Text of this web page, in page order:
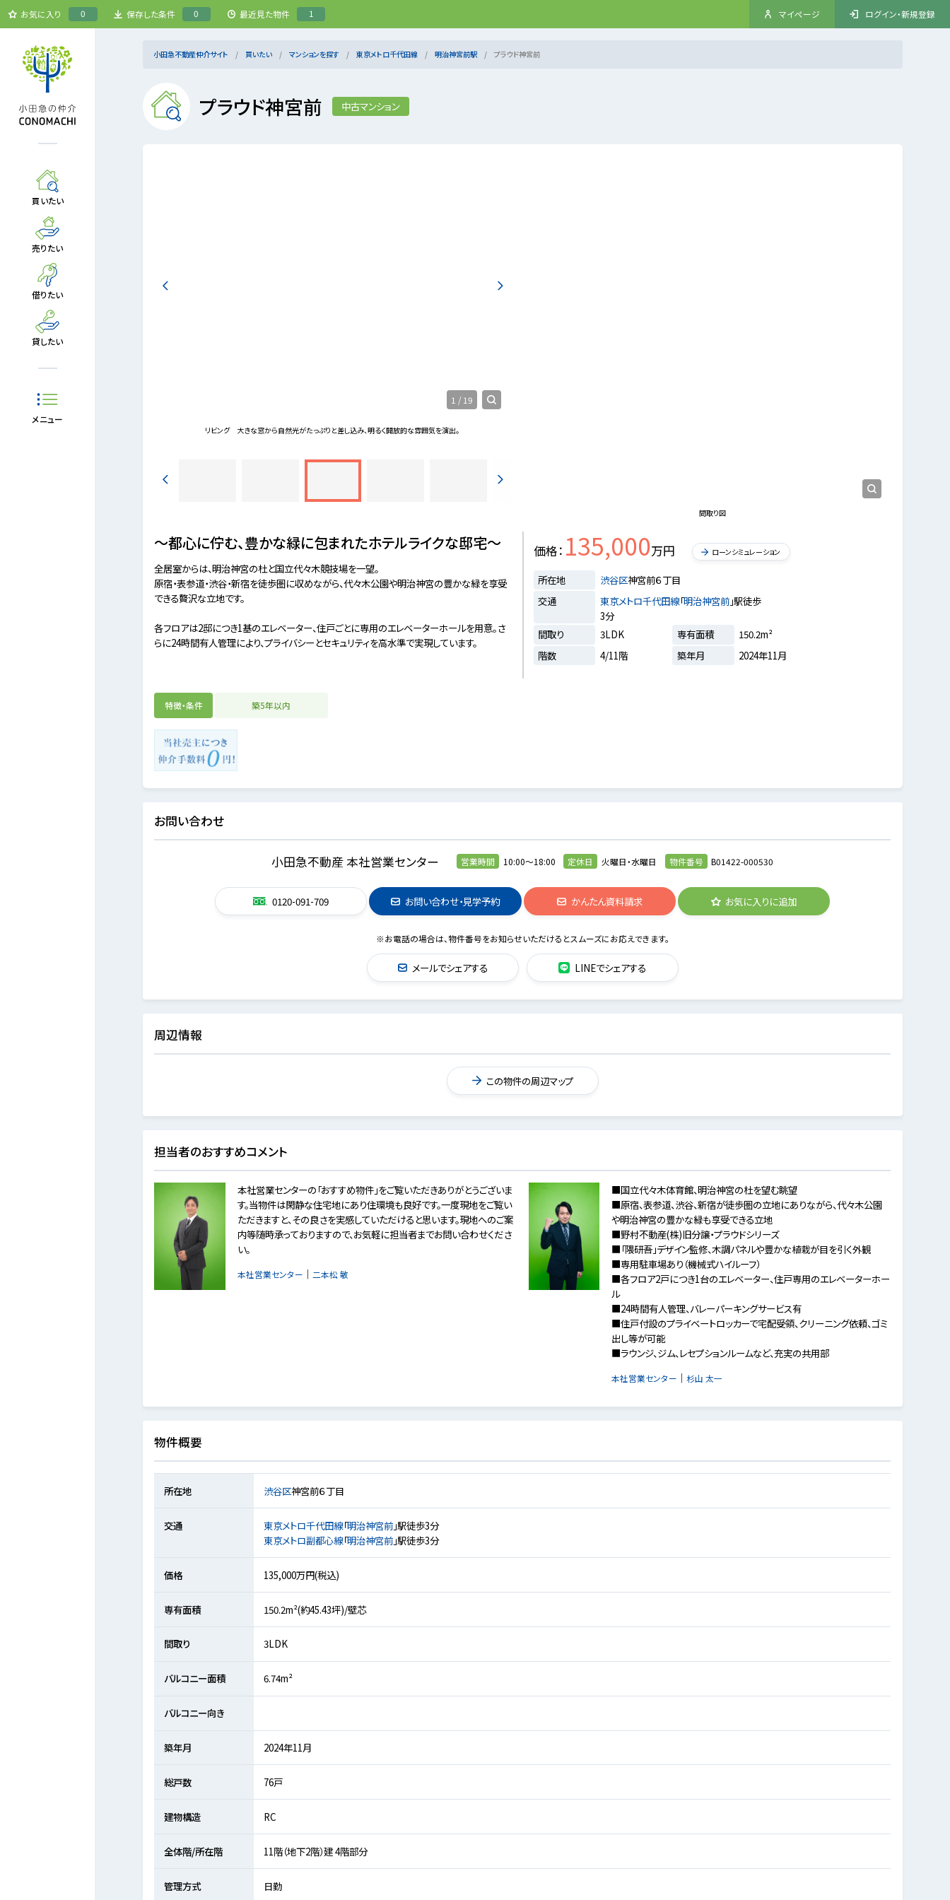
お気に入り 0 保存した条件 0 最近見た物件 1 マイページ ログイン・新規登録
買いたい
売りたい
借りたい
貸したい
メニュー
小田急不動産仲介サイト 買いたい マンションを探す 東京メトロ千代田線 明治神宮前駅 プラウド神宮前
プラウド神宮前 中古マンション
リビング 大きな窓から自然光がたっぷりと差し込み、明るく開放的な雰囲気を演出。
1 / 19
間取り図
～都心に佇む、豊かな緑に包まれたホテルライクな邸宅～
全居室からは、明治神宮の杜と国立代々木競技場を一望。
原宿・表参道・渋谷・新宿を徒歩圏に収めながら、代々木公園や明治神宮の豊かな緑を享受
できる贅沢な立地です。
各フロアは2邸につき1基のエレベーター、住戸ごとに専用のエレベーターホールを用意。さ
らに24時間有人管理により、プライバシーとセキュリティを高水準で実現しています。
価格 135,000万円 ローンシミュレーション
所在地 渋谷区神宮前６丁目
交通
東京メトロ千代田線「明治神宮前」駅徒歩
3分
間取り
3LDK 専有面積
150.2m²
階数
4/11階 築年月 2024年11月
特徴・条件 築5年以内
お問い合わせ
小田急不動産 本社営業センター 営業時間 10:00～18:00 定休日 火曜日・水曜日 物件番号 B01422-000530
0120-091-709 お問い合わせ・見学予約 かんたん資料請求 お気に入りに追加
※お電話の場合は、物件番号をお知らせいただけるとスムーズにお応えできます。
メールでシェアする LINEでシェアする
周辺情報
この物件の周辺マップ
担当者のおすすめコメント
本社営業センターの「おすすめ物件」をご覧いただきありがとうございま
す。当物件は閑静な住宅地にあり住環境も良好です。一度現地をご覧い
ただきますと、その良さを実感していただけると思います。現地へのご案
内等随時承っておりますので、お気軽に担当者までお問い合わせくださ
い。
本社営業センター ｜ 二本松 敏
■国立代々木体育館、明治神宮の杜を望む眺望
■原宿、表参道、渋谷、新宿が徒歩圏の立地にありながら、代々木公園
や明治神宮の豊かな緑も享受できる立地
■野村不動産(株)旧分譲・プラウドシリーズ
■「隈研吾」デザイン監修、木調パネルや豊かな植栽が目を引く外観
■専用駐車場あり（機械式ハイルーフ）
■各フロア2戸につき1台のエレベーター、住戸専用のエレベーターホー
ル
■24時間有人管理、バレーパーキングサービス有
■住戸付設のプライベートロッカーで宅配受領、クリーニング依頼、ゴミ
出し等が可能
■ラウンジ、ジム、レセプションルームなど、充実の共用部
本社営業センター ｜杉山 太一
物件概要
所在地 渋谷区神宮前６丁目
交通 東京メトロ千代田線「明治神宮前」駅徒歩3分
東京メトロ副都心線「明治神宮前」駅徒歩3分
価格 135,000万円(税込)
専有面積 150.2m²(約45.43坪)/壁芯
間取り 3LDK
バルコニー面積 6.74m²
バルコニー向き
築年月 2024年11月
総戸数 76戸
建物構造 RC
全体階/所在階 11階（地下2階）建 4階部分
管理方式 日勤